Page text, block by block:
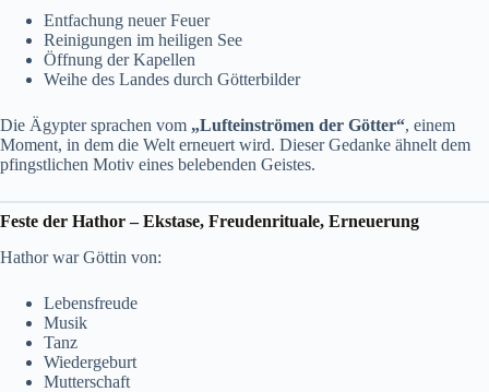
Entfachung neuer Feuer
Reinigungen im heiligen See
Öffnung der Kapellen
Weihe des Landes durch Götterbilder
Die Ägypter sprachen vom „Lufteinströmen der Götter“, einem
Moment, in dem die Welt erneuert wird. Dieser Gedanke ähnelt dem
pfingstlichen Motiv eines belebenden Geistes.
Feste der Hathor – Ekstase, Freudenrituale, Erneuerung
Hathor war Göttin von:
Lebensfreude
Musik
Tanz
Wiedergeburt
Mutterschaft